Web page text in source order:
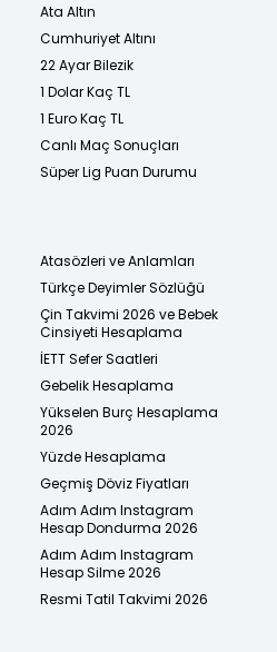
Ata Altın
Cumhuriyet Altını
22 Ayar Bilezik
1 Dolar Kaç TL
1 Euro Kaç TL
Canlı Maç Sonuçları
Süper Lig Puan Durumu
Atasözleri ve Anlamları
Türkçe Deyimler Sözlüğü
Çin Takvimi 2026 ve Bebek
Cinsiyeti Hesaplama
İETT Sefer Saatleri
Gebelik Hesaplama
Yükselen Burç Hesaplama
2026
Yüzde Hesaplama
Geçmiş Döviz Fiyatları
Adım Adım Instagram
Hesap Dondurma 2026
Adım Adım Instagram
Hesap Silme 2026
Resmi Tatil Takvimi 2026